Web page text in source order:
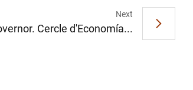
Next
Cercle d'Economía...